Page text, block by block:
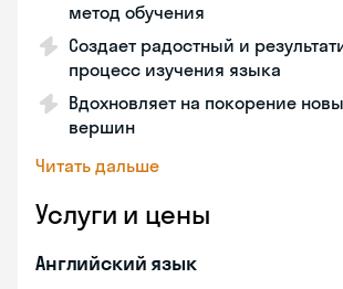
метод обучения
Создает радостный и
процесс изучения языка
Вдохновляет на покорение
вершин
Читать дальше
Услуги и цены
Английский язык